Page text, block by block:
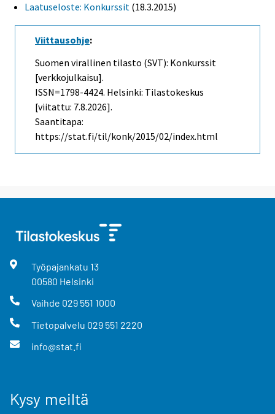
Laatuseloste: Konkurssit (18.3.2015)
Viittausohje:
Suomen virallinen tilasto (SVT): Konkurssit
[verkkojulkaisu].
ISSN=1798-4424. Helsinki: Tilastokeskus
[viitattu: 7.8.2026].
Saantitapa:
https://stat.fi/til/konk/2015/02/index.html
Työpajankatu 13
00580 Helsinki
Vaihde 029 551 1000
Tietopalvelu 029 551 2220
info@stat.fi
Kysy meiltä